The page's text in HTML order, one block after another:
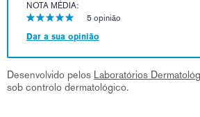
NOTA MÉDIA:
5 opinião
Dar a sua opinião
Desenvolvido pelos Laboratórios
sob controlo dermatológico.